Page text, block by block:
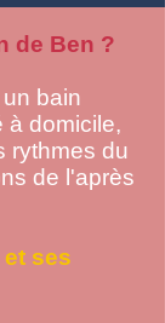
de Ben ?
bain
à domicile,
rythmes du
de l'après
ses